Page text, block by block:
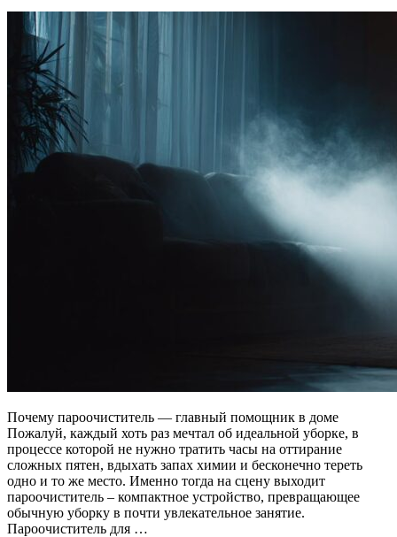
Почему пароочиститель — главный помощник в доме
Пожалуй, каждый хоть раз мечтал об идеальной уборке, в
процессе которой не нужно тратить часы на оттирание
сложных пятен, вдыхать запах химии и бесконечно тереть
одно и то же место. Именно тогда на сцену выходит
пароочиститель – компактное устройство, превращающее
обычную уборку в почти увлекательное занятие.
Пароочиститель для …